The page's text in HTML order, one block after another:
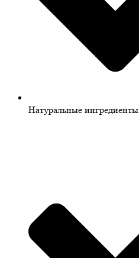
Натуральные ингредиенты